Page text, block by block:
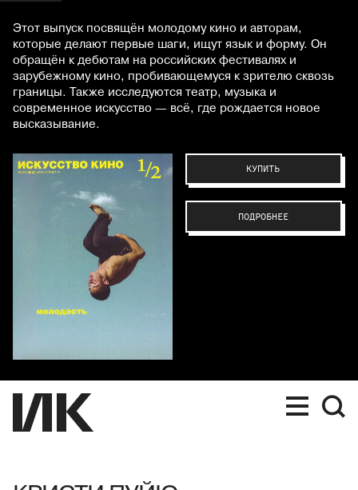
Этот выпуск посвящён молодому кино и авторам,
которые делают первые шаги, ищут язык и форму. Он
обращён к дебютам на российских фестивалях и
зарубежному кино, пробивающемуся к зрителю сквозь
границы. Также исследуются театр, музыка и
современное искусство — всё, где рождается новое
высказывание.
КУПИТЬ
ПОДРОБНЕЕ